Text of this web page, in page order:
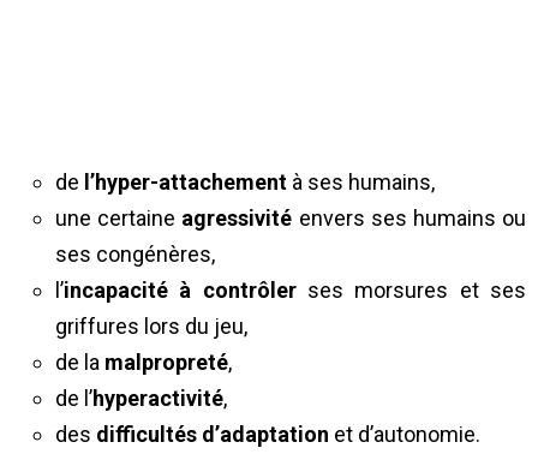
de l’hyper-attachement à ses humains,
une certaine agressivité envers ses humains ou
ses congénères,
l’incapacité à contrôlerses morsures et ses
griffures lors du jeu,
de la malpropreté,
de l’hyperactivité,
des difficultés d’adaptation et d’autonomie.